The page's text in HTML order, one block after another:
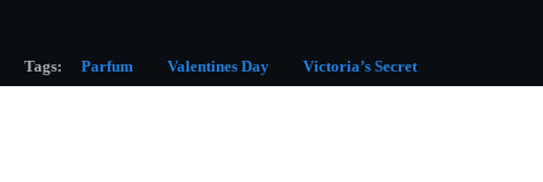
Tags: Parfum Valentines Day Victoria’s Secret